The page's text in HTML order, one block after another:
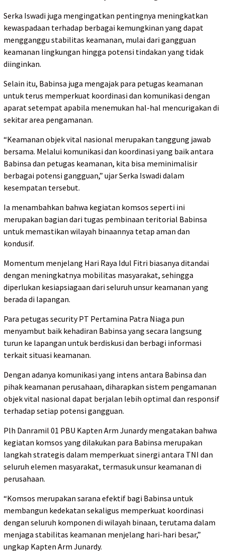
Serka Iswadi juga mengingatkan pentingnya meningkatkan
kewaspadaan terhadap berbagai kemungkinan yang dapat
mengganggu stabilitas keamanan, mulai dari gangguan
keamanan lingkungan hingga potensi tindakan yang tidak
diinginkan.
Selain itu, Babinsa juga mengajak para petugas keamanan
untuk terus memperkuat koordinasi dan komunikasi dengan
aparat setempat apabila menemukan hal-hal mencurigakan di
sekitar area pengamanan.
“Keamanan objek vital nasional merupakan tanggung jawab
bersama. Melalui komunikasi dan koordinasi yang baik antara
Babinsa dan petugas keamanan, kita bisa meminimalisir
berbagai potensi gangguan,” ujar Serka Iswadi dalam
kesempatan tersebut.
Ia menambahkan bahwa kegiatan komsos seperti ini
merupakan bagian dari tugas pembinaan teritorial Babinsa
untuk memastikan wilayah binaannya tetap aman dan
kondusif.
Momentum menjelang Hari Raya Idul Fitri biasanya ditandai
dengan meningkatnya mobilitas masyarakat, sehingga
diperlukan kesiapsiagaan dari seluruh unsur keamanan yang
berada di lapangan.
Para petugas security PT Pertamina Patra Niaga pun
menyambut baik kehadiran Babinsa yang secara langsung
turun ke lapangan untuk berdiskusi dan berbagi informasi
terkait situasi keamanan.
Dengan adanya komunikasi yang intens antara Babinsa dan
pihak keamanan perusahaan, diharapkan sistem pengamanan
objek vital nasional dapat berjalan lebih optimal dan responsif
terhadap setiap potensi gangguan.
Plh Danramil 01 PBU Kapten Arm Junardy mengatakan bahwa
kegiatan komsos yang dilakukan para Babinsa merupakan
langkah strategis dalam memperkuat sinergi antara TNI dan
seluruh elemen masyarakat, termasuk unsur keamanan di
perusahaan.
“Komsos merupakan sarana efektif bagi Babinsa untuk
membangun kedekatan sekaligus memperkuat koordinasi
dengan seluruh komponen di wilayah binaan, terutama dalam
menjaga stabilitas keamanan menjelang hari-hari besar,”
ungkap Kapten Arm Junardy.